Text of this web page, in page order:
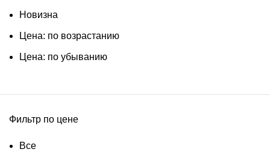
Новизна
Цена: по возрастанию
Цена: по убыванию
Фильтр по цене
Все